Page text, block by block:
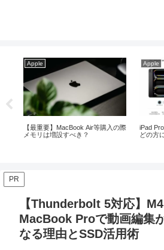
Apple
iPad ProとAirの13インチ比較！殆
どの方におすすめはこれ！
Apple
【体験
せが日
PR
【Thunderbolt 5対応】
MacBook Proで動画編集
なる理由とSSD活用術